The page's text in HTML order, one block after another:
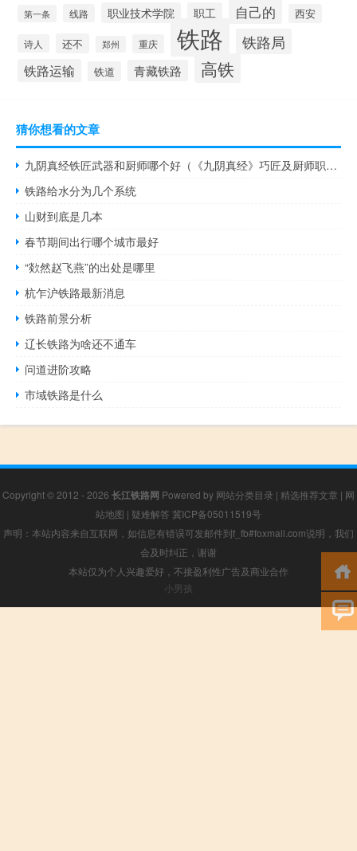
第一条 线路 职业技术学院 职工 自己的 西安
诗人 还不 郑州 重庆 铁路 铁路局
铁路运输 铁道 青藏铁路 高铁
猜你想看的文章
九阴真经铁匠武器和厨师哪个好（《九阴真经》巧匠及厨师职业属性攻略）
铁路给水分为几个系统
山财到底是几本
春节期间出行哪个城市最好
“欻然赵飞燕”的出处是哪里
杭乍沪铁路最新消息
铁路前景分析
辽长铁路为啥还不通车
问道进阶攻略
市域铁路是什么
Copyright © 2012 - 2026 长江铁路网 Powered by 网站分类目录 | 精选推荐文章 | 网
站地图 | 疑难解答 冀ICP备05011519号
声明：本站内容来自互联网，如信息有错误可发邮件到f_fb#foxmail.com说明，我们
会及时纠正，谢谢
本站仅为个人兴趣爱好，不接盈利性广告及商业合作
小男孩